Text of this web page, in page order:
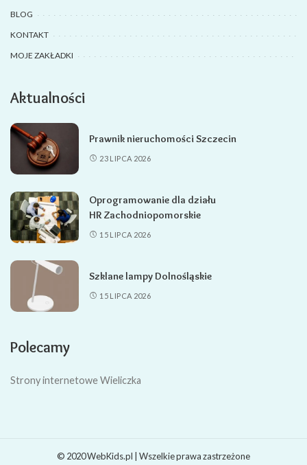
BLOG
KONTAKT
MOJE ZAKŁADKI
Aktualności
Prawnik nieruchomości Szczecin
23 LIPCA 2026
Oprogramowanie dla działu
HR Zachodniopomorskie
15 LIPCA 2026
Szklane lampy Dolnośląskie
15 LIPCA 2026
Polecamy
Strony internetowe Wieliczka
© 2020 WebKids.pl | Wszelkie prawa zastrzeżone